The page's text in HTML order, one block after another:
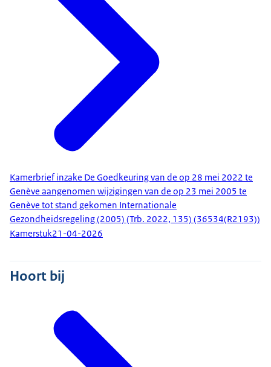
Kamerbrief inzake De Goedkeuring van de op 28 mei 2022 te
Genève aangenomen wijzigingen van de op 23 mei 2005 te
Genève tot stand gekomen Internationale
Gezondheidsregeling (2005) (Trb. 2022, 135) (36534(R2193))
Kamerstuk21-04-2026
Hoort bij